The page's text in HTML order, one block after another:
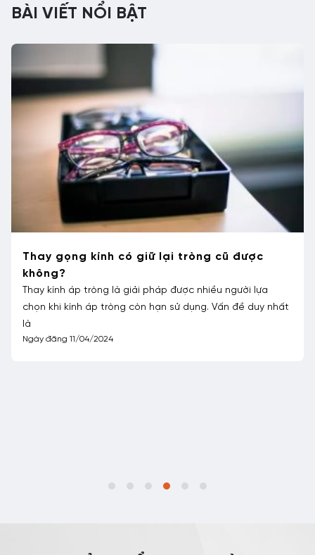
BÀI VIẾT NỔI BẬT
Thay gọng kính có giữ lại tròng cũ được
không?
Thay kính áp tròng là giải pháp được nhiều người lựa
chọn khi kính áp tròng còn hạn sử dụng. Vấn đề duy nhất
là
Ngày đăng 11/04/2024